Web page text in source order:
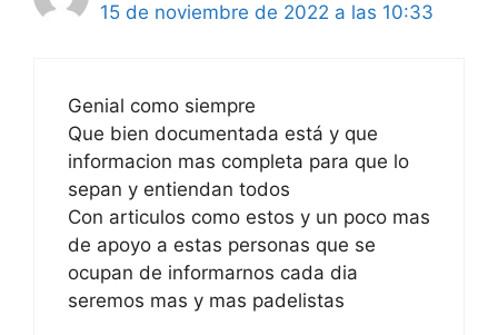
15 de noviembre de 2022 a las 10:33
Genial como siempre
Que bien documentada está y que
informacion mas completa para que lo
sepan y entiendan todos
Con articulos como estos y un poco mas
de apoyo a estas personas que se
ocupan de informarnos cada dia
seremos mas y mas padelistas